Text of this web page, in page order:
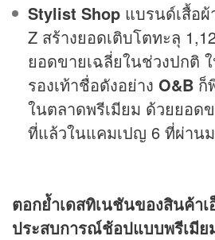
Stylist Shop แบรนด์เสื้อ
Z สร้างยอดเติบโตทะลุ
ยอดขายเฉลี่ยในช่วงปกติ
รองเท้าชื่อดังอย่าง O&B ก็
ในตลาดพรีเมียม ด้วยยอด
ที่แล้วในแคมเปญ 6 ที่ผ่าน
ตอกย้ำเดสทิเนชันของสินค้า
ประสบการณ์ช้อปแบบพรีเมีย